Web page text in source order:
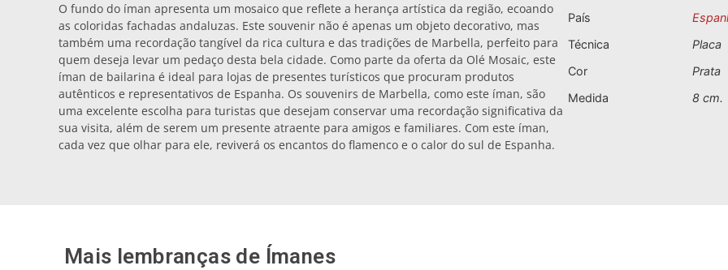
O fundo do íman apresenta um mosaico que reflete a herança artística da região, ecoando
as coloridas fachadas andaluzas. Este souvenir não é apenas um objeto decorativo, mas
também uma recordação tangível da rica cultura e das tradições de Marbella, perfeito para
quem deseja levar um pedaço desta bela cidade. Como parte da oferta da Olé Mosaic, este
íman de bailarina é ideal para lojas de presentes turísticos que procuram produtos
autênticos e representativos de Espanha. Os souvenirs de Marbella, como este íman, são
uma excelente escolha para turistas que desejam conservar uma recordação significativa da
sua visita, além de serem um presente atraente para amigos e familiares. Com este íman,
cada vez que olhar para ele, reviverá os encantos do flamenco e o calor do sul de Espanha.
País
Técnica
Placa
Cor
Prata
Medida
8 cm.
Mais lembranças de Ímanes